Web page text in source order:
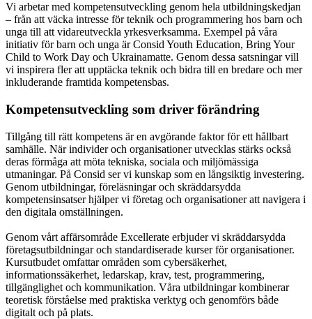
Vi arbetar med kompetensutveckling genom hela utbildningskedjan
– från att väcka intresse för teknik och programmering hos barn och
unga till att vidareutveckla yrkesverksamma. Exempel på våra
initiativ för barn och unga är Consid Youth Education, Bring Your
Child to Work Day och Ukrainamatte. Genom dessa satsningar vill
vi inspirera fler att upptäcka teknik och bidra till en bredare och mer
inkluderande framtida kompetensbas.
Kompetensutveckling som driver förändring
Tillgång till rätt kompetens är en avgörande faktor för ett hållbart
samhälle. När individer och organisationer utvecklas stärks också
deras förmåga att möta tekniska, sociala och miljömässiga
utmaningar. På Consid ser vi kunskap som en långsiktig investering.
Genom utbildningar, föreläsningar och skräddarsydda
kompetensinsatser hjälper vi företag och organisationer att navigera i
den digitala omställningen.
Genom vårt affärsområde Excellerate erbjuder vi skräddarsydda
företagsutbildningar och standardiserade kurser för organisationer.
Kursutbudet omfattar områden som cybersäkerhet,
informationssäkerhet, ledarskap, krav, test, programmering,
tillgänglighet och kommunikation. Våra utbildningar kombinerar
teoretisk förståelse med praktiska verktyg och genomförs både
digitalt och på plats.